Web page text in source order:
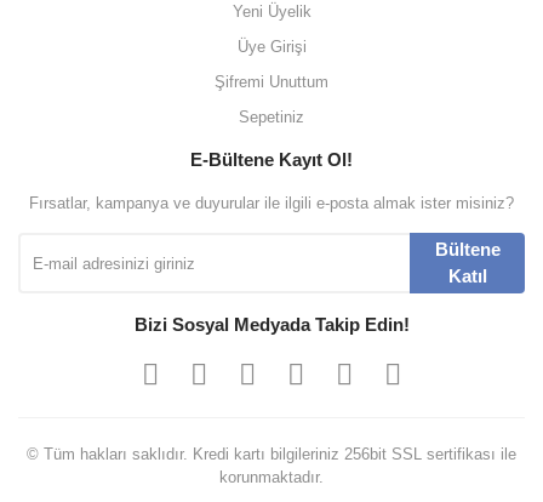
Yeni Üyelik
Üye Girişi
Şifremi Unuttum
Sepetiniz
E-Bültene Kayıt Ol!
Fırsatlar, kampanya ve duyurular ile ilgili e-posta almak ister misiniz?
Bültene
Katıl
Bizi Sosyal Medyada Takip Edin!
© Tüm hakları saklıdır. Kredi kartı bilgileriniz 256bit SSL sertifikası ile
korunmaktadır.